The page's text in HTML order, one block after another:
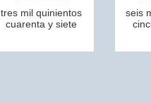
tres mil quinientos
cuarenta y siete
seis